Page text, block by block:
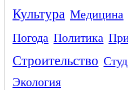
Культура Медицина
Погода Политика
Строительство
Экология